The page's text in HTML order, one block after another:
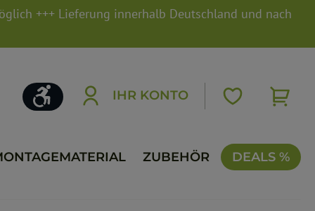
+++ Lieferung innerhalb Deutschland und nach
Werkzeugleiste anzeigen
IHR KONTO
ZUBEHÖR DEALS %